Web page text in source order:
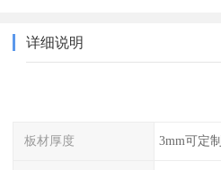
详细说明
板材厚度 3mm可定制